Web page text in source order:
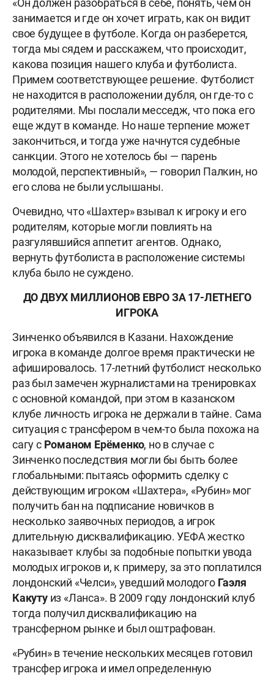
«Он должен разобраться в себе, понять, чем он
занимается и где он хочет играть, как он видит
свое будущее в футболе. Когда он разберется,
тогда мы сядем и расскажем, что происходит,
какова позиция нашего клуба и футболиста.
Примем соответствующее решение. Футболист
не находится в расположении дубля, он где-то с
родителями. Мы послали месседж, что пока его
еще ждут в команде. Но наше терпение может
закончиться, и тогда уже начнутся судебные
санкции. Этого не хотелось бы — парень
молодой, перспективный», — говорил Палкин, но
его слова не были услышаны.
Очевидно, что «Шахтер» взывал к игроку и его
родителям, которые могли повлиять на
разгулявшийся аппетит агентов. Однако,
вернуть футболиста в расположение системы
клуба было не суждено.
ДО ДВУХ МИЛЛИОНОВ ЕВРО ЗА 17-ЛЕТНЕГО
ИГРОКА
Зинченко объявился в Казани. Нахождение
игрока в команде долгое время практически не
афишировалось. 17-летний футболист несколько
раз был замечен журналистами на тренировках
с основной командой, при этом в казанском
клубе личность игрока не держали в тайне. Сама
ситуация с трансфером в чем-то была похожа на
сагу с Романом Ерёменко, но в случае с
Зинченко последствия могли бы быть более
глобальными: пытаясь оформить сделку с
действующим игроком «Шахтера», «Рубин» мог
получить бан на подписание новичков в
несколько заявочных периодов, а игрок
длительную дисквалификацию. УЕФА жестко
наказывает клубы за подобные попытки увода
молодых игроков и, к примеру, за это поплатился
лондонский «Челси», уведший молодого Гаэля
Какутуиз «Ланса». В 2009 году лондонский клуб
тогда получил дисквалификацию на
трансферном рынке и был оштрафован.
«Рубин» в течение нескольких месяцев готовил
трансфер игрока и имел определенную